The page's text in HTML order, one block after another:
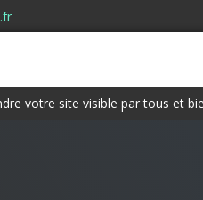
votre site visible par tous et